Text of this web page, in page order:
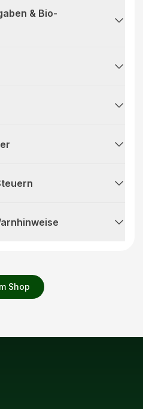
Shop
Der Powerbutton
– hygienisch, präzise und
integrierte Andrucksensor
dabei perfekt
Hinweis.
& Bio-